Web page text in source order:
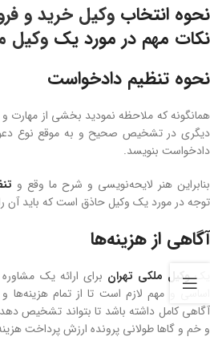
نحوه انتخاب وکیل خرید و
نکات مهم در مورد یک وکیل
نحوه تنظیم دادخواست
همانگونه که ملاحظه نمودید بخشی از
دیگری در تشخیص صحیح و به موقع نوع
دادخواست بنویسد.
بنابراین هنر لایحه‌نویسی و شرح ما وقع و
توجه در مورد یک وکیل حاذق است که باید آن
آگاهی از هزینه‌ها
یکوکیل ملکی تهران برای ارائه یک
اساسی و مهم لازم است تا از تمام
آگاهی کامل داشته باشد تا بتواند تشخیص
و خم و گاها طولانی پرونده ارزش پرداخت